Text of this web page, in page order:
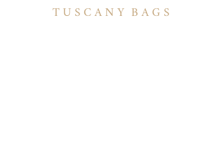
T U S C A N Y B A G S